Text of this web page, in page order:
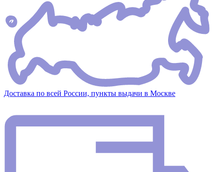
Доставка по всей России, пункты выдачи в Москве